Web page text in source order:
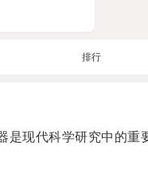
排行
现代科学研究中的重